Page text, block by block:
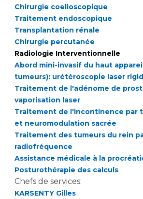
Chirurgie coelioscopique
Traitement endoscopique
Transplantation rénale
Chirurgie percutanée
Radiologie Interventionnelle
Abord mini-invasif du haut
tumeurs): urétéroscopie laser
Traitement de l'adénome de
vaporisation laser
Traitement de l'incontinence par
et neuromodulation sacrée
Traitement des tumeurs du rein
radiofréquence
Assistance médicale à la
Posturothérapie des calculs
Chefs de services:
KARSENTY Gilles